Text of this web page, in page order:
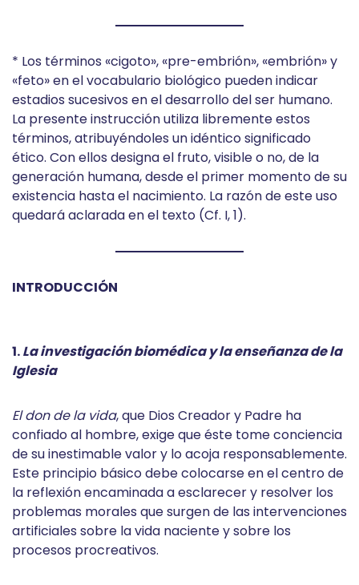
* Los términos «cigoto», «pre-embrión», «embrión» y
«feto» en el vocabulario biológico pueden indicar
estadios sucesivos en el desarrollo del ser humano.
La presente instrucción utiliza libremente estos
términos, atribuyéndoles un idéntico significado
ético. Con ellos designa el fruto, visible o no, de la
generación humana, desde el primer momento de su
existencia hasta el nacimiento. La razón de este uso
quedará aclarada en el texto (Cf. I, 1).
INTRODUCCIÓN
1.La investigación biomédica y la enseñanza de la
Iglesia
El don de la vida, que Dios Creador y Padre ha
confiado al hombre, exige que éste tome conciencia
de su inestimable valor y lo acoja responsablemente.
Este principio básico debe colocarse en el centro de
la reflexión encaminada a esclarecer y resolver los
problemas morales que surgen de las intervenciones
artificiales sobre la vida naciente y sobre los
procesos procreativos.